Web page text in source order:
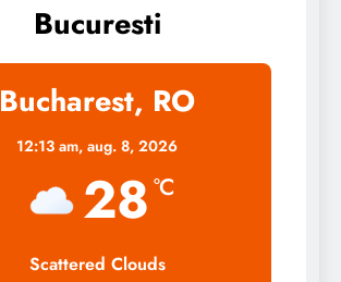
Bucuresti
Bucharest, RO
12:13 am, aug. 8, 2026
28 °C
Scattered Clouds